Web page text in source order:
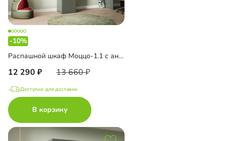
-10%
Распашной шкаф Моццо-1.1 с антресолью
12 290 13 660
Доступно для доставки
В корзину